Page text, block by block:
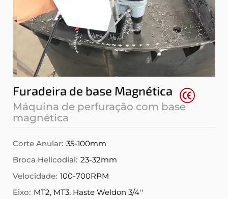
Furadeira de base Magnética
Máquina de perfuração com base
magnética
Corte Anular: 35-100mm
Broca Helicodial: 23-32mm
Velocidade: 100-700RPM
Eixo: MT2, MT3, Haste Weldon 3/4''